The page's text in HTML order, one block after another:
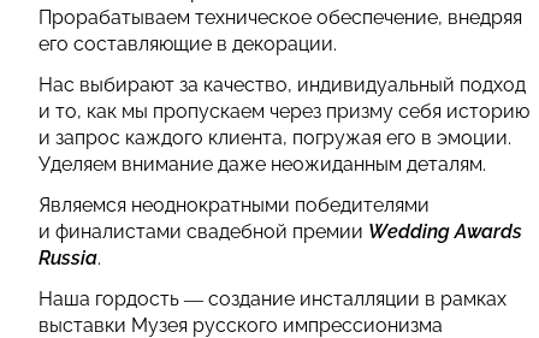
Прорабатываем техническое обеспечение, внедряя
его составляющие в декорации.
Нас выбирают за качество, индивидуальный подход
и то, как мы пропускаем через призму себя историю
и запрос каждого клиента, погружая его в эмоции.
Уделяем внимание даже неожиданным деталям.
Являемся неоднократными победителями
и финалистами свадебной премии Wedding Awards
Russia.
Наша гордость — создание инсталляции в рамках
выставки Музея русского импрессионизма